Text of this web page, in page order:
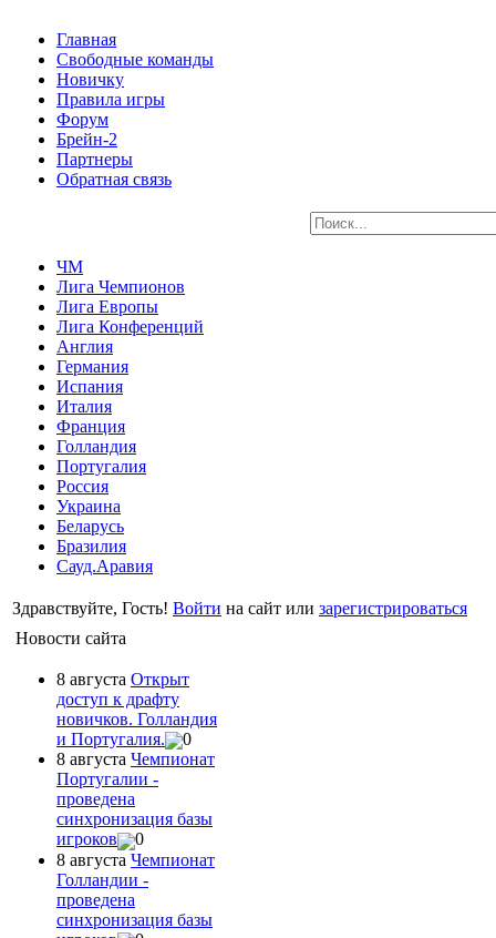
Главная
Свободные команды
Новичку
Правила игры
Форум
Брейн-2
Партнеры
Обратная связь
ЧМ
Лига Чемпионов
Лига Европы
Лига Конференций
Англия
Германия
Испания
Италия
Франция
Голландия
Португалия
Россия
Украина
Беларусь
Бразилия
Сауд.Аравия
Здравствуйте, Гость! Войти на сайт или зарегистрироваться
Новости сайта
8 августа Открыт
доступ к драфту
новичков. Голландия
и Португалия.
0
8 августа Чемпионат
Португалии -
проведена
синхронизация базы
игроков
0
8 августа Чемпионат
Голландии -
проведена
синхронизация базы